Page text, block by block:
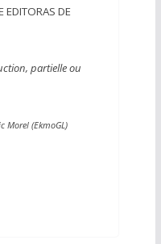
EDITORAS DE
partielle ou
Morel (EkmoGL)